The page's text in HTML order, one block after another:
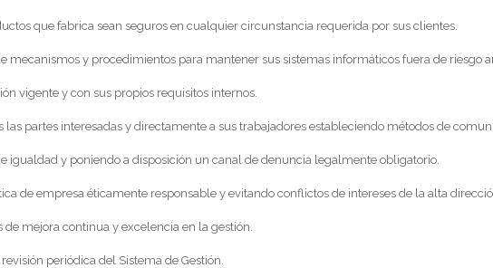
que fabrica sean seguros en cualquier circunstancia requerida por sus clientes.
mecanismos y procedimientos para mantener sus sistemas informáticos fuera de riesgo
vigente y con sus propios requisitos internos.
las partes interesadas y directamente a sus trabajadores estableciendo métodos de
igualdad y poniendo a disposición un canal de denuncia legalmente obligatorio.
de empresa éticamente responsable y evitando conflictos de intereses de la alta
de mejora continua y excelencia en la gestión.
periódica del Sistema de Gestión.